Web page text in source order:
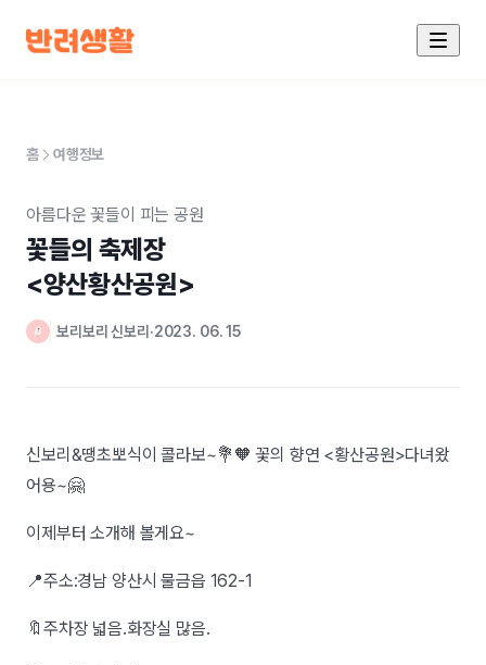
홈 여행정보
아름다운 꽃들이 피는 공원
꽃들의 축제장
<양산황산공원>
보리보리 신보리 2023. 06. 15
신보리&땡초뽀식이 콜라보~💐🧡 꽃의 향연 <황산공원>다녀왔
어용~🤗
이제부터 소개해 볼게요~
📍주소:경남 양산시 물금읍 162-1
🔖주차장 넓음.화장실 많음.